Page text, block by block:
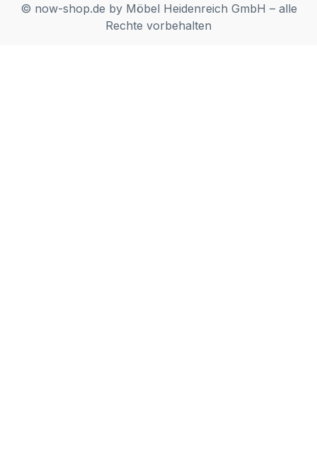
© now-shop.de by Möbel Heidenreich GmbH – alle
Rechte vorbehalten